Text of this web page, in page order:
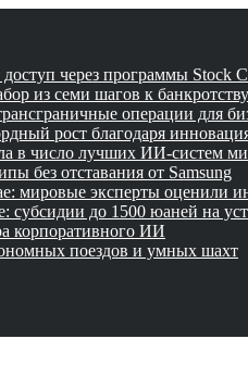
через программы Stock
из семи шагов к
операции для
рост благодаря
в число лучших ИИ-систем
без отставания от Samsung
мировые эксперты оценили
субсидии до 1500 юаней на
корпоративного ИИ
поездов и умных шахт